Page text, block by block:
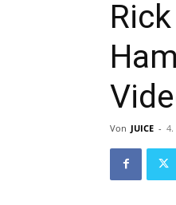
Von JUICE - 4.